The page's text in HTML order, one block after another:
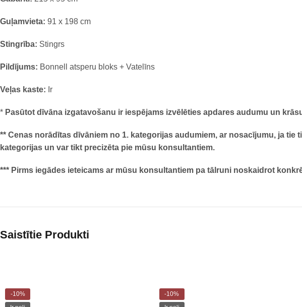
Guļamvieta: 91 x 198 cm
Stingrība: Stingrs
Pildījums: Bonnell atsperu bloks + Vatelīns
Veļas kaste: Ir
* Pasūtot dīvāna izgatavošanu ir iespējams izvēlēties apdares audumu un
** Cenas norādītas dīvāniem no 1. kategorijas audumiem, ar nosacījumu, ja
kategorijas un var tikt precizēta pie mūsu konsultantiem.
*** Pirms iegādes ieteicams ar mūsu konsultantiem pa tālruni noskaidrot
Saistītie Produkti
-10%
-10%